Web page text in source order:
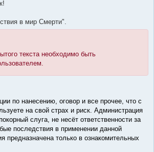
в мир Смерти".
текста необходимо быть
по нанесению, оговор и все прочее, что с
на свой страх и риск. Администрация
слуга, не несёт ответственности за
последствия в применении данной
предназначена только в ознакомительных